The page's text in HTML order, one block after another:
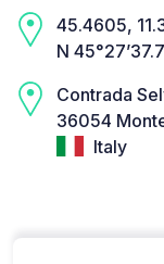
45.4605,
N
Contrada
36054
Italy